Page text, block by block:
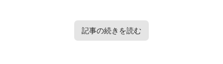
記事の続きを読む